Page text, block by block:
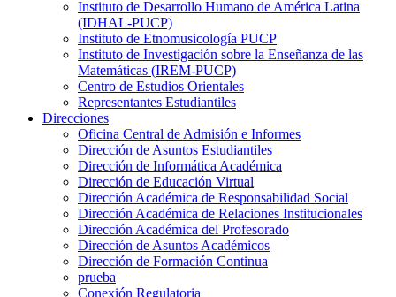
Instituto de Desarrollo Humano de América Latina
(IDHAL-PUCP)
Instituto de Etnomusicología PUCP
Instituto de Investigación sobre la Enseñanza de las
Matemáticas (IREM-PUCP)
Centro de Estudios Orientales
Representantes Estudiantiles
Direcciones
Oficina Central de Admisión e Informes
Dirección de Asuntos Estudiantiles
Dirección de Informática Académica
Dirección de Educación Virtual
Dirección Académica de Responsabilidad Social
Dirección Académica de Relaciones Institucionales
Dirección Académica del Profesorado
Dirección de Asuntos Académicos
Dirección de Formación Continua
prueba
Conexión Regulatoria